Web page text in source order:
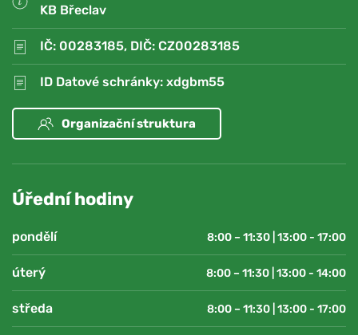
KB Břeclav
IČ: 00283185, DIČ: CZ00283185
ID Datové schránky: xdgbm55
Organizační struktura
Úřední hodiny
pondělí 8:00 – 11:30 | 13:00 - 17:00
úterý 8:00 – 11:30 | 13:00 - 14:00
středa 8:00 – 11:30 | 13:00 - 17:00